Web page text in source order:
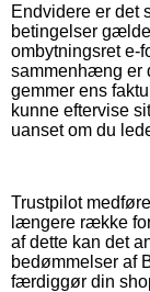
Endvidere er det
betingelser
ombytningsret e-
sammenhæng er
gemmer ens
kunne eftervise
uanset om du
Trustpilot
længere række
af dette kan det
bedømmelser af
færdiggør din